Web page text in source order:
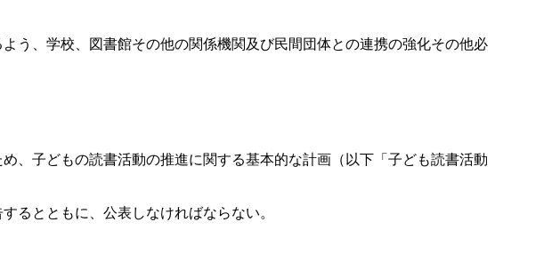
う、学校、図書館その他の関係機関及び民間団体との連携の強化その他必
、子どもの読書活動の推進に関する基本的な計画（以下「子ども読書活動
るとともに、公表しなければならない。